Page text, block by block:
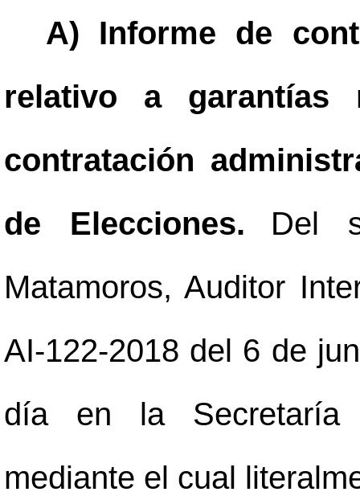
A) Informe de
relativo a garantías
contratación
de Elecciones.
Del
Matamoros, Auditor
AI-122-2018 del 6 de
día en la Secretaría
mediante el cual